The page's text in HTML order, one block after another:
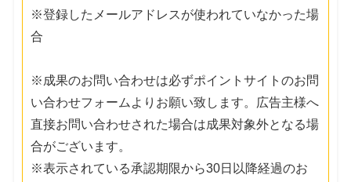
※登録したメールアドレスが使われていなかった場
合
※成果のお問い合わせは必ずポイントサイトのお問
い合わせフォームよりお願い致します。広告主様へ
直接お問い合わせされた場合は成果対象外となる場
合がございます。
※表示されている承認期限から30日以降経過のお